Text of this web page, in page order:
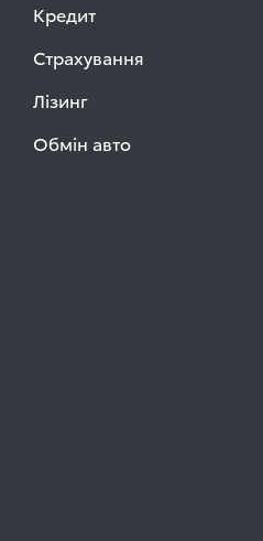
Кредит
Страхування
Лізинг
Обмін авто